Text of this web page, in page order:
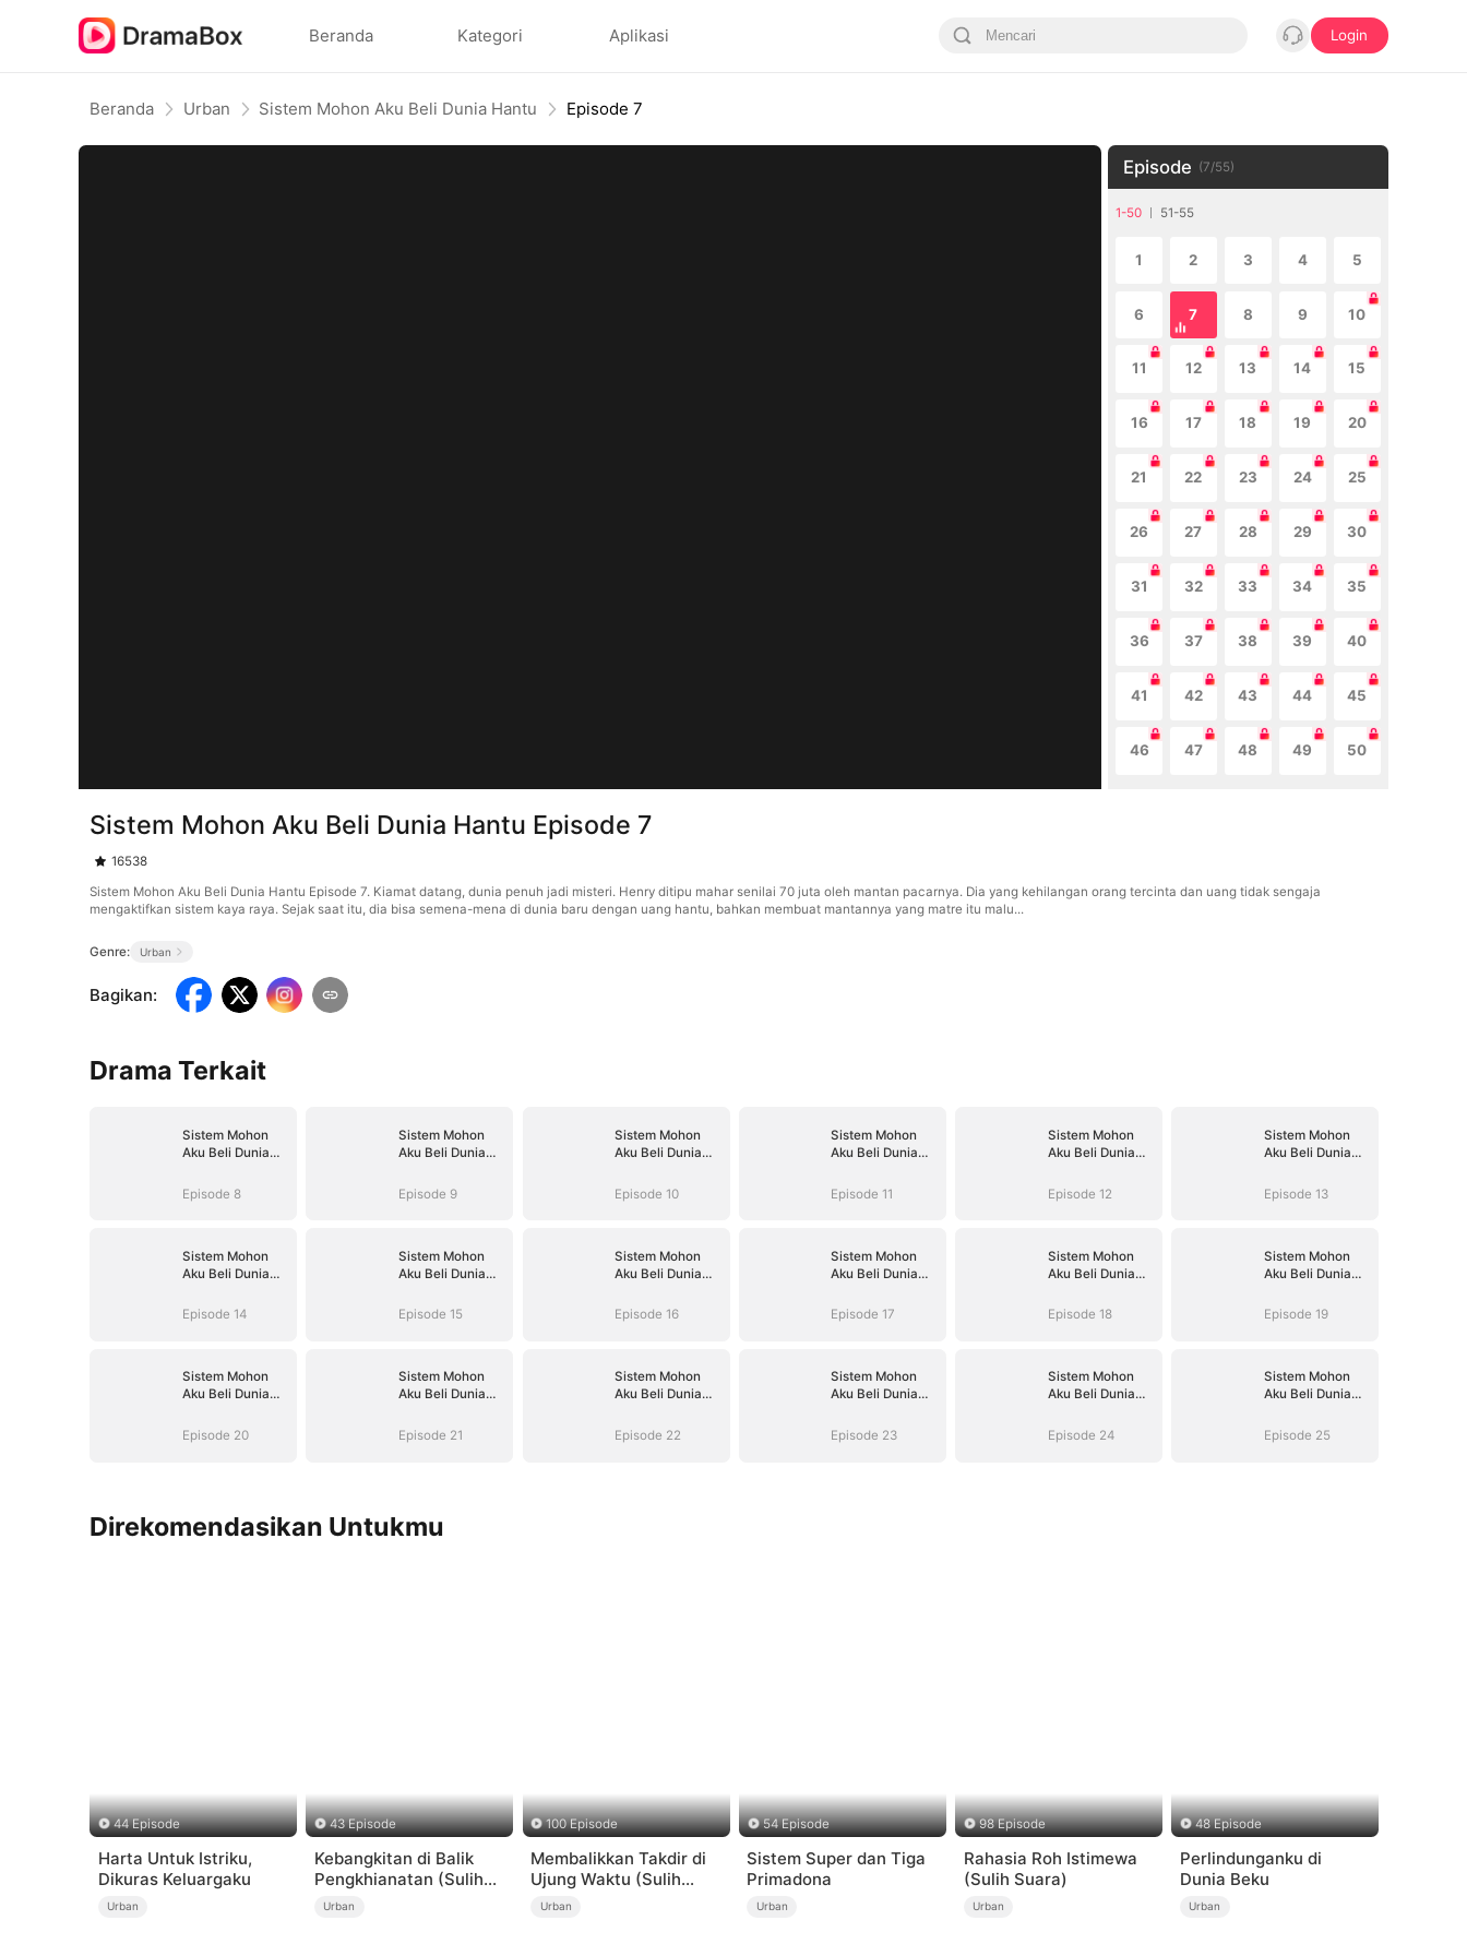
Beranda Kategori Aplikasi Login
Beranda Urban Sistem Mohon Aku Beli Dunia Hantu Episode 7
Episode (7/55)
1-50 51-55
1 2 3 4 5
6 7 8 9 10
11 12 13 14 15
16 17 18 19 20
21 22 23 24 25
26 27 28 29 30
31 32 33 34 35
36 37 38 39 40
41 42 43 44 45
46 47 48 49 50
Sistem Mohon Aku Beli Dunia Hantu Episode 7
16538
Sistem Mohon Aku Beli Dunia Hantu Episode 7. Kiamat datang, dunia penuh jadi misteri. Henry ditipu mahar senilai 70 juta oleh mantan pacarnya. Dia yang kehilangan orang tercinta dan uang tidak sengaja
mengaktifkan sistem kaya raya. Sejak saat itu, dia bisa semena-mena di dunia baru dengan uang hantu, bahkan membuat mantannya yang matre itu malu...
Genre: Urban
Bagikan:
Drama Terkait
Sistem Mohon
Aku Beli Dunia
Episode 8
Sistem Mohon
Aku Beli Dunia
Episode 9
Sistem Mohon
Aku Beli Dunia
Episode 10
Sistem Mohon
Aku Beli Dunia
Episode 11
Sistem Mohon
Aku Beli Dunia
Episode 12
Sistem Mohon
Aku Beli Dunia
Episode 13
Sistem Mohon
Aku Beli Dunia
Episode 14
Sistem Mohon
Aku Beli Dunia
Episode 15
Sistem Mohon
Aku Beli Dunia
Episode 16
Sistem Mohon
Aku Beli Dunia
Episode 17
Sistem Mohon
Aku Beli Dunia
Episode 18
Sistem Mohon
Aku Beli Dunia
Episode 19
Sistem Mohon
Aku Beli Dunia
Episode 20
Sistem Mohon
Aku Beli Dunia
Episode 21
Sistem Mohon
Aku Beli Dunia
Episode 22
Sistem Mohon
Aku Beli Dunia
Episode 23
Sistem Mohon
Aku Beli Dunia
Episode 24
Sistem Mohon
Aku Beli Dunia
Episode 25
Direkomendasikan Untukmu
44 Episode
Harta Untuk Istriku,
Dikuras Keluargaku
Urban
43 Episode
Kebangkitan di Balik
Pengkhianatan (Sulih
Suara)
Urban
100 Episode
Membalikkan Takdir di
Ujung Waktu (Sulih
Suara)
Urban
54 Episode
Sistem Super dan Tiga
Primadona
Urban
98 Episode
Rahasia Roh Istimewa
(Sulih Suara)
Urban
48 Episode
Perlindunganku di
Dunia Beku
Urban